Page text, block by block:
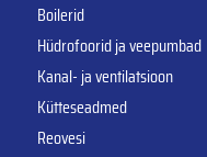
Boilerid
Hüdrofoorid ja veepumbad
Kanal- ja ventilatsioon
Kütteseadmed
Reovesi